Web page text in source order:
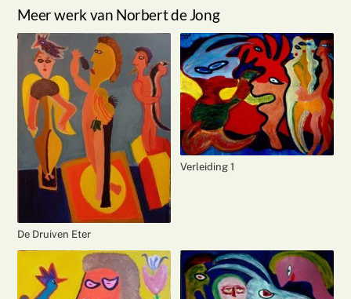
Meer werk van Norbert de Jong
De Druiven Eter
Verleiding 1